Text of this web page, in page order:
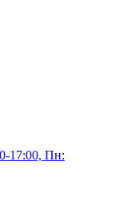
17:00, Пн: